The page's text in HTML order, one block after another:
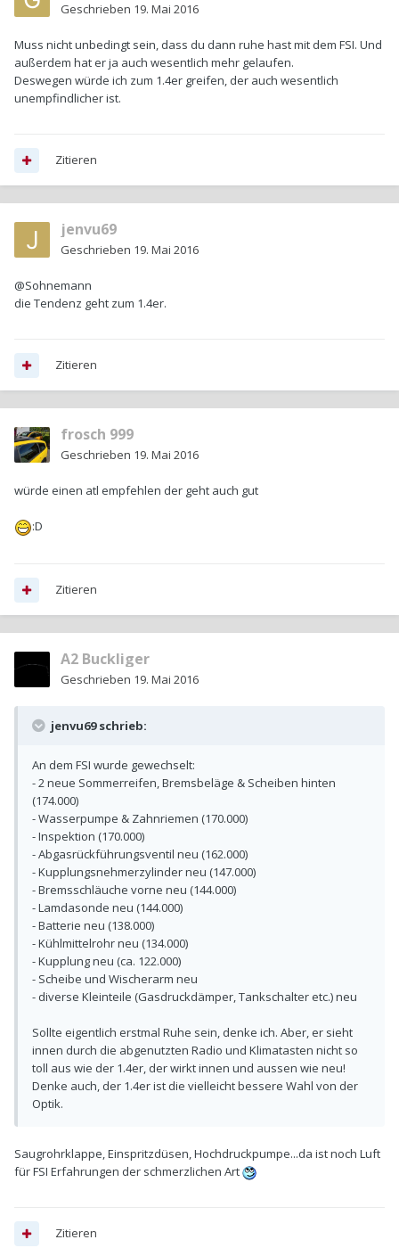
Geschrieben 19. Mai 2016
Muss nicht unbedingt sein, dass du dann ruhe hast mit dem FSI. Und
außerdem hat er ja auch wesentlich mehr gelaufen.
Deswegen würde ich zum 1.4er greifen, der auch wesentlich
unempfindlicher ist.
Zitieren
jenvu69
Geschrieben 19. Mai 2016
@Sohnemann
die Tendenz geht zum 1.4er.
Zitieren
frosch 999
Geschrieben 19. Mai 2016
würde einen atl empfehlen der geht auch gut
:D
Zitieren
A2 Buckliger
Geschrieben 19. Mai 2016
jenvu69 schrieb:
An dem FSI wurde gewechselt:
- 2 neue Sommerreifen, Bremsbeläge & Scheiben hinten
(174.000)
- Wasserpumpe & Zahnriemen (170.000)
- Inspektion (170.000)
- Abgasrückführungsventil neu (162.000)
- Kupplungsnehmerzylinder neu (147.000)
- Bremsschläuche vorne neu (144.000)
- Lamdasonde neu (144.000)
- Batterie neu (138.000)
- Kühlmittelrohr neu (134.000)
- Kupplung neu (ca. 122.000)
- Scheibe und Wischerarm neu
- diverse Kleinteile (Gasdruckdämper, Tankschalter etc.) neu
Sollte eigentlich erstmal Ruhe sein, denke ich. Aber, er sieht
innen durch die abgenutzten Radio und Klimatasten nicht so
toll aus wie der 1.4er, der wirkt innen und aussen wie neu!
Denke auch, der 1.4er ist die vielleicht bessere Wahl von der
Optik.
Saugrohrklappe, Einspritzdüsen, Hochdruckpumpe...da ist noch Luft
für FSI Erfahrungen der schmerzlichen Art
Zitieren